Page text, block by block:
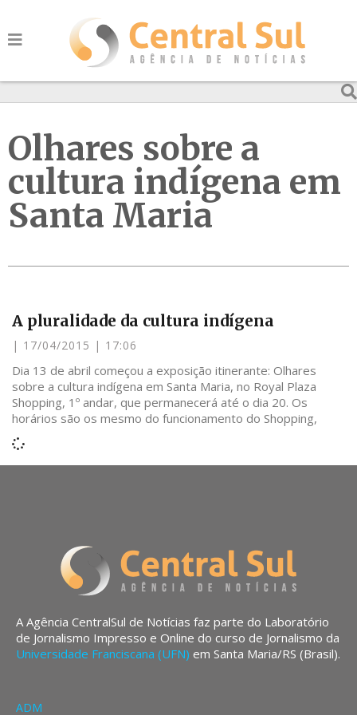
Olhares sobre a
cultura indígena em
Santa Maria
A pluralidade da cultura indígena
17/04/2015 17:06
Dia 13 de abril começou a exposição itinerante: Olhares
sobre a cultura indígena em Santa Maria, no Royal Plaza
Shopping, 1º andar, que permanecerá até o dia 20. Os
horários são os mesmo do funcionamento do Shopping,
A Agência CentralSul de Notícias faz parte do Laboratório
de Jornalismo Impresso e Online do curso de Jornalismo da
Universidade Franciscana (UFN) em Santa Maria/RS (Brasil).
ADM